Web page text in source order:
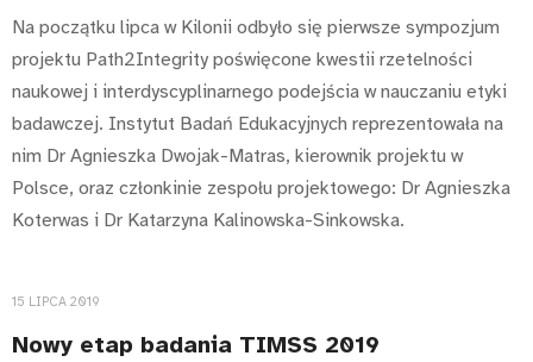
Na początku lipca w Kilonii odbyło się pierwsze sympozjum
projektu Path2Integrity poświęcone kwestii rzetelności
naukowej i interdyscyplinarnego podejścia w nauczaniu etyki
badawczej. Instytut Badań Edukacyjnych reprezentowała na
nim Dr Agnieszka Dwojak-Matras, kierownik projektu w
Polsce, oraz członkinie zespołu projektowego: Dr Agnieszka
Koterwas i Dr Katarzyna Kalinowska-Sinkowska.
15 LIPCA 2019
Nowy etap badania TIMSS 2019